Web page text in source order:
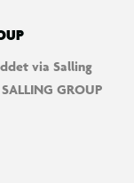
via Salling
GROUP